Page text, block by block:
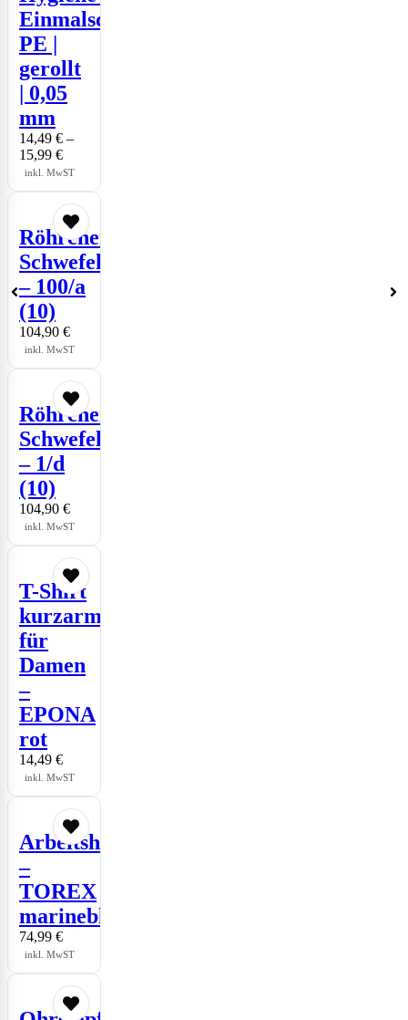
Einmalschürzen
PE |
gerollt
| 0,05
mm
14,49 € –
15,99 €
inkl. MwST
Röhrchen
Schwefelwasserstoff
– 100/a
(10)
104,90 €
inkl. MwST
Röhrchen
Schwefelwasserstoff
– 1/d
(10)
104,90 €
inkl. MwST
T-Shirt
kurzarm
für
Damen
–
EPONA
rot
14,49 €
inkl. MwST
Arbeitshose
–
TOREX
marineblau/schwarz
74,99 €
inkl. MwST